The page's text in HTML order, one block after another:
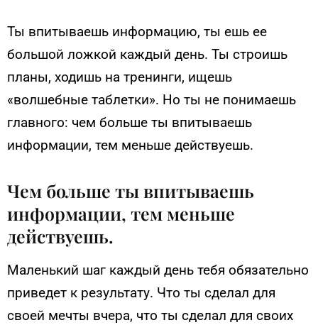
Ты впитываешь информацию, ты ешь ее
большой ложкой каждый день. Ты строишь
планы, ходишь на тренинги, ищешь
«волшебные таблетки». Но ты не понимаешь
главного: чем больше ты впитываешь
информации, тем меньше действуешь.
Чем больше ты впитываешь
информации, тем меньше
действуешь.
Маленький шаг каждый день тебя обязательно
приведет к результату. Что ты сделал для
своей мечты вчера, что ты сделал для своих